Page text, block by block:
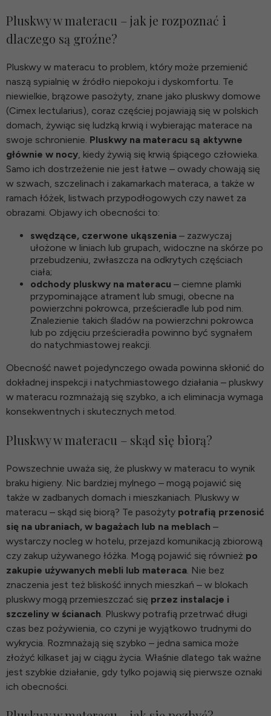
Pluskwy w materacu – jak je rozpoznać i
dlaczego są groźne?
Pluskwy w materacu to problem, który może przemienić
naszą sypialnię w źródło niepokoju i dyskomfortu. Te
niewielkie, brązowe pasożyty, znane jako pluskwy domowe
(Cimex lectularius), coraz częściej pojawiają się w polskich
domach, żywiąc się ludzką krwią i wybierając materace na
swoje schronienie. Pluskwy na materacu są aktywne
głównie w nocy, kiedy żywią się krwią śpiącego człowieka.
Samo ich dostrzeżenie nie jest łatwe – owady chowają się
w szwach, szczelinach i zakamarkach materaca, a także w
ramach łóżek, listwach przypodłogowych czy nawet za
obrazami. Objawy ich obecności to:
swędzące, czerwone ukąszenia – zazwyczaj
ułożone w liniach lub grupach, widoczne na skórze po
przebudzeniu, zwłaszcza na odkrytych częściach
ciała;
odchody pluskwy na materacu – ciemne plamki
przypominające atrament lub smugi, obecne na
powierzchni pokrowca, prześcieradle lub pod nim.
Znalezienie takich śladów na powierzchni pokrowca
lub po zdjęciu prześcieradła powinno być sygnałem
do natychmiastowej reakcji.
Obecność nawet pojedynczego owada powinna skłonić do
dokładnej inspekcji i natychmiastowego działania – pluskwy
w materacu rozmnażają się szybko, a ich eliminacja wymaga
konsekwentnych i skutecznych metod.
Pluskwy w materacu – skąd się biorą?
Powszechnie uważa się, że pluskwy w materacu to wynik
braku higieny. Nic bardziej mylnego – mogą pojawić się
także w zadbanych domach i mieszkaniach. Pluskwy w
materacu – skąd się biorą? Te pasożyty potrafią przenosić
się na ubraniach, w bagażach lub na meblach –
wystarczy nocleg w hotelu, przejazd komunikacją zbiorową
czy zakup używanego łóżka. Mogą pojawić się również po
zakupie używanych mebli lub materaca. Nie bez
znaczenia jest też bliskość innych mieszkań – w blokach
pluskwy mogą przemieszczać się przez instalacje i
szczeliny w ścianach. Pluskwy potrafią przetrwać długi
czas bez pożywienia, co czyni je wyjątkowo trudnymi do
wykrycia. Rozmnażają się szybko – jedna samica może
złożyć kilkaset jaj w ciągu życia. Właśnie dlatego tak ważne
jest szybkie działanie, gdy tylko pojawią się pierwsze oznaki
ich obecności.